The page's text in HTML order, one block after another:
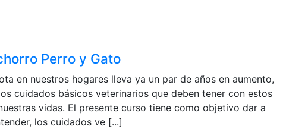
Perro y Gato
en nuestros hogares lleva ya un par de años en aumento,
cuidados básicos veterinarios que deben tener con estos
vidas. El presente curso tiene como objetivo dar a
los cuidados ve [...]